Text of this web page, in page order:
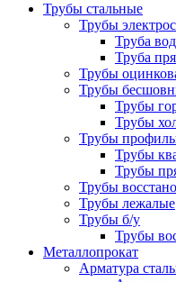
Трубы стальные
Трубы
Труба
Труба
Трубы
Трубы
Трубы
Трубы
Трубы
Трубы
Трубы
Трубы
Трубы лежалые
Трубы б/у
Трубы
Металлопрокат
Арматура